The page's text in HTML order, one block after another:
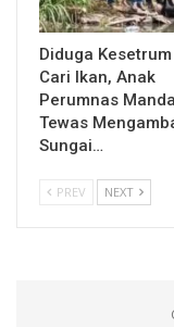
Diduga
Cari Ikan, Anak
Perumnas
Tewas
Sungai…
PREV NEXT